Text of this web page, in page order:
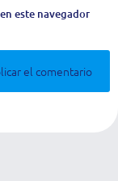
este navegador